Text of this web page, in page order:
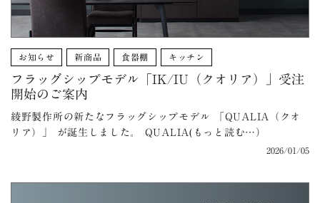
お知らせ 新商品 食器棚 キッチン
フラッグシップモデル「IK/IU（クオリア）」受注
開始のご案内
綾野製作所の新たなフラッグシップモデル 「QUALIA（クオ
リア）」 が誕生しました。 QUALIA(もっと読む…）
2026/01/05